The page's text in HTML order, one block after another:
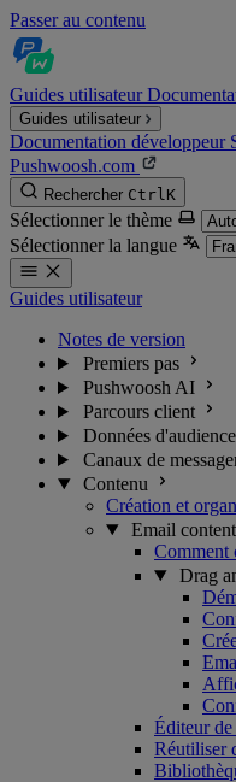
Passer au contenu
Guides utilisateur
Guides utilisateur
Documentation développeur
Pushwoosh.com
Rechercher CtrlK
Sélectionner le thème
Sélectionner la langue
Guides utilisateur
Notes de version
Premiers pas
Pushwoosh AI
Parcours client
Données
Canaux de
Contenu
Création et
Email content
Comment
Drag
Éditeur
Réutiliser